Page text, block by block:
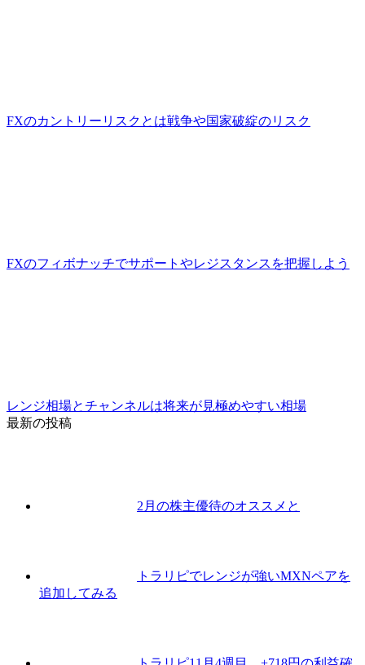
FXのカントリーリスクとは戦争や国家破綻のリスク
FXのフィボナッチでサポートやレジスタンスを把握しよう
レンジ相場とチャンネルは将来が見極めやすい相場
最新の投稿
2月の株主優待のオススメと
トラリピでレンジが強いMXNペアを
追加してみる